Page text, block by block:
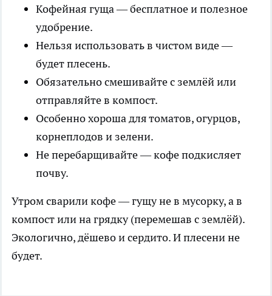
Кофейная гуща — бесплатное и полезное
удобрение.
Нельзя использовать в чистом виде —
будет плесень.
Обязательно смешивайте с землёй или
отправляйте в компост.
Особенно хороша для томатов, огурцов,
корнеплодов и зелени.
Не перебарщивайте — кофе подкисляет
почву.
Утром сварили кофе — гущу не в мусорку, а в
компост или на грядку (перемешав с землёй).
Экологично, дёшево и сердито. И плесени не
будет.